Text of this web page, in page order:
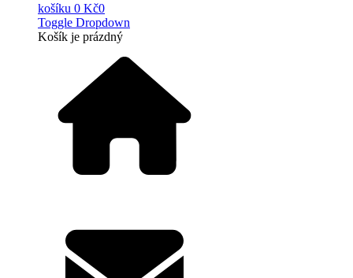
košíku 0 Kč0
Toggle Dropdown
Košík je prázdný